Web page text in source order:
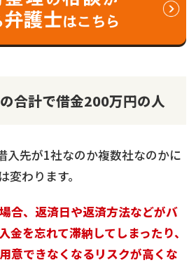
合計で借金200万円の人
入先が1社なのか複数社なのかに
変わります。
合、返済日や返済方法などがバ
金を忘れて滞納してしまったり、
意できなくなるリスクが高くな